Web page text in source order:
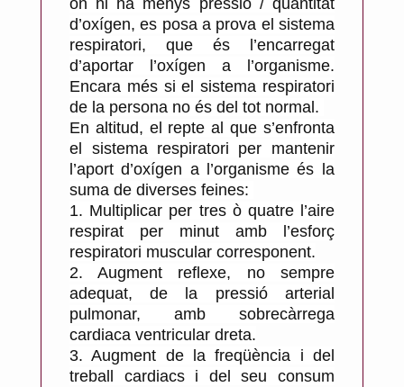
i
c
a
r
t
d
e
M
e
s
o
n
e
s
on hi ha menys pressió / quantitat
d’oxígen, es posa a prova el sistema
respiratori, que és l’encarregat
d’aportar l’oxígen a l’organisme.
Encara més si el sistema respiratori
de la persona no és del tot normal.
En altitud, el repte al que s’enfronta
el sistema respiratori per mantenir
l’aport d’oxígen a l’organisme és la
suma de diverses feines:
1. Multiplicar per tres ò quatre l’aire
respirat per minut amb l’esforç
respiratori muscular corresponent.
2.
Augment reflexe, no sempre
adequat, de la pressió arterial
pulmonar, amb sobrecàrrega
cardiaca ventricular dreta.
3. Augment de la freqüència i del
treball cardiacs i del seu consum